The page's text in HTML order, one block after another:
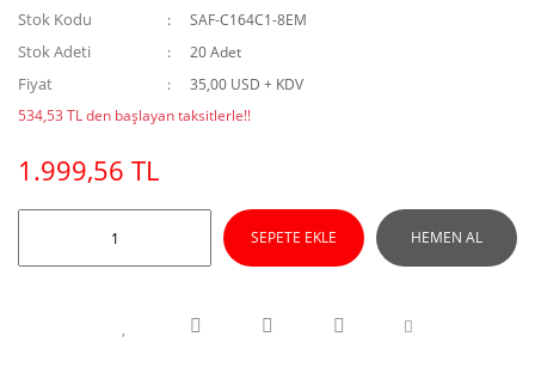
Stok Kodu SAF-C164C1-8EM
Stok Adeti 20 Adet
Fiyat
35,00 USD + KDV
534,53 TL den başlayan taksitlerle!!
1.999,56 TL
SEPETE EKLE HEMEN AL